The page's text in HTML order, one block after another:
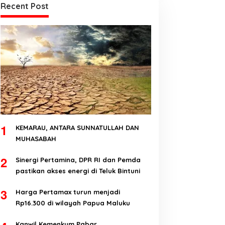
Recent Post
1
KEMARAU, ANTARA SUNNATULLAH DAN
MUHASABAH
2
Sinergi Pertamina, DPR RI dan Pemda
pastikan akses energi di Teluk Bintuni
3
Harga Pertamax turun menjadi
Rp16.300 di wilayah Papua Maluku